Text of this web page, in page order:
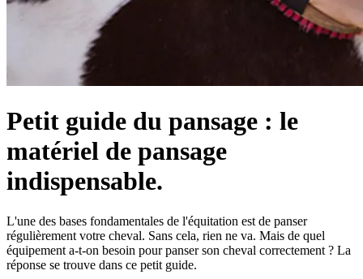
Petit guide du pansage : le
matériel de pansage
indispensable.
L'une des bases fondamentales de l'équitation est de panser
régulièrement votre cheval. Sans cela, rien ne va. Mais de quel
équipement a-t-on besoin pour panser son cheval correctement ? La
réponse se trouve dans ce petit guide.